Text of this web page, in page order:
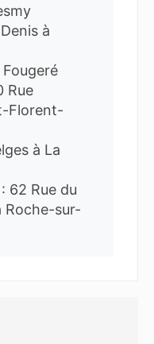
à
Rue
Florent-
à La
62 Rue du
Roche-sur-